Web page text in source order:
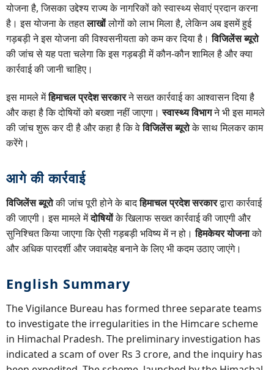
योजना है, जिसका उद्देश्य राज्य के नागरिकों को स्वास्थ्य सेवाएं प्रदान करना
है। इस योजना के तहतलाखोंलोगों को लाभ मिला है, लेकिन अब इसमें हुई
गड़बड़ी ने इस योजना की विश्वसनीयता को कम कर दिया है।विजिलेंस ब्यूरो
की जांच से यह पता चलेगा कि इस गड़बड़ी में कौन-कौन शामिल है और क्या
कार्रवाई की जानी चाहिए।
इस मामले मेंहिमाचल प्रदेश सरकारने सख्त कार्रवाई का आश्वासन दिया है
और कहा है कि दोषियों को बख्शा नहीं जाएगा।स्वास्थ्य विभागने भी इस मामले
की जांच शुरू कर दी है और कहा है कि वेविजिलेंस ब्यूरोके साथ मिलकर काम
करेंगे।
आगे की कार्रवाई
विजिलेंस ब्यूरोकी जांच पूरी होने के बादहिमाचल प्रदेश सरकारद्वारा कार्रवाई
की जाएगी। इस मामले मेंदोषियोंके खिलाफ सख्त कार्रवाई की जाएगी और
सुनिश्चित किया जाएगा कि ऐसी गड़बड़ी भविष्य में न हो।हिमकेयर योजनाको
और अधिक पारदर्शी और जवाबदेह बनाने के लिए भी कदम उठाए जाएंगे।
English Summary
The Vigilance Bureau has formed three separate teams
to investigate the irregularities in the Himcare scheme
in Himachal Pradesh. The preliminary investigation has
indicated a scam of over Rs 3 crore, and the inquiry has